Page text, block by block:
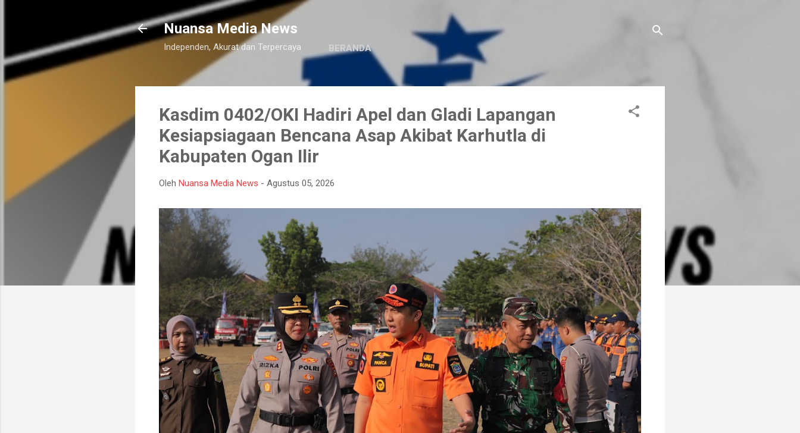
Langsung ke konten utama
Nuansa Media News
Independen, Akurat dan Terpercaya BERANDA
Kasdim 0402/OKI Hadiri Apel dan Gladi Lapangan
Kesiapsiagaan Bencana Asap Akibat Karhutla di
Kabupaten Ogan Ilir
Oleh Nuansa Media News - Agustus 05, 2026